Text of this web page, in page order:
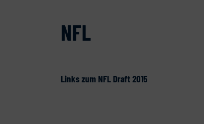
NFL
Links zum NFL Draft 2015